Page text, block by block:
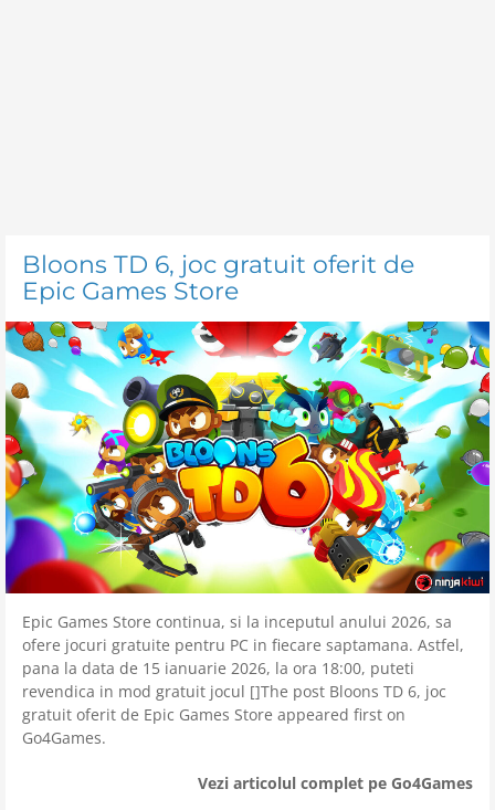
Bloons TD 6, joc gratuit oferit de
Epic Games Store
Epic Games Store continua, si la inceputul anului 2026, sa
ofere jocuri gratuite pentru PC in fiecare saptamana. Astfel,
pana la data de 15 ianuarie 2026, la ora 18:00, puteti
revendica in mod gratuit jocul []The post Bloons TD 6, joc
gratuit oferit de Epic Games Store appeared first on
Go4Games.
Vezi articolul complet pe Go4Games